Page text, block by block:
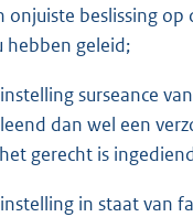
onjuiste beslissing op
hebben geleid;
surseance
dan wel een
gerecht is
in staat van